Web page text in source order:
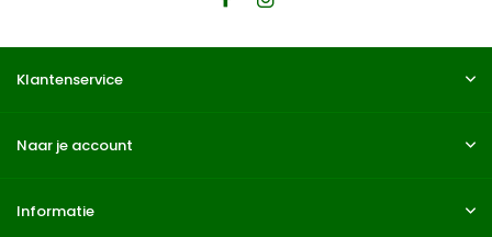
Klantenservice
Naar je account
Informatie